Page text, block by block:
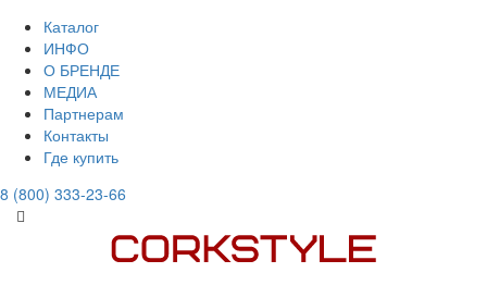
Каталог
ИНФО
О БРЕНДЕ
МЕДИА
Партнерам
Контакты
Где купить
8 (800) 333-23-66